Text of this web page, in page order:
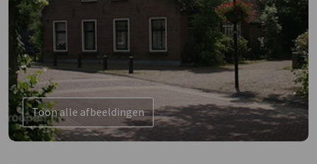
Toon alle afbeeldingen